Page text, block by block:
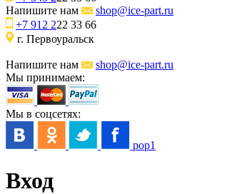
Напишите нам
shop@ice-part.ru
+7 912 222 33 66
г. Первоуральск
Напишите нам
shop@ice-part.ru
Мы принимаем:
Мы в соцсетях:
pop1
Вход